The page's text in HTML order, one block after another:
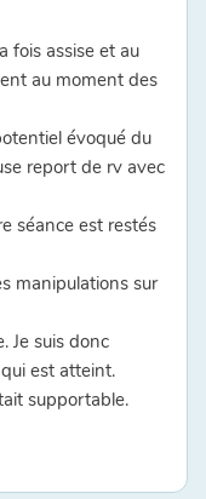
fois assise et au
au moment des
évoqué du
report de rv avec
séance est restés
manipulations sur
Je suis donc
est atteint.
supportable.